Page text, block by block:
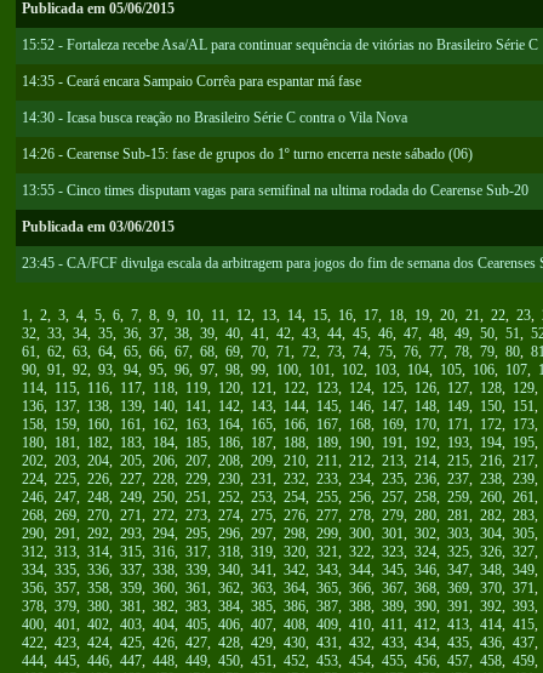
Publicada em 05/06/2015
15:52 - Fortaleza recebe Asa/AL para continuar sequência de vitórias no Brasileiro Série C
14:35 - Ceará encara Sampaio Corrêa para espantar má fase
14:30 - Icasa busca reação no Brasileiro Série C contra o Vila Nova
14:26 - Cearense Sub-15: fase de grupos do 1º turno encerra neste sábado (06)
13:55 - Cinco times disputam vagas para semifinal na ultima rodada do Cearense Sub-20
Publicada em 03/06/2015
23:45 - CA/FCF divulga escala da arbitragem para jogos do fim de semana dos Cearenses
1, 2, 3, 4, 5, 6, 7, 8, 9, 10, 11, 12, 13, 14, 15, 16, 17, 18, 19, 20, 21, 22, 23,
32, 33, 34, 35, 36, 37, 38, 39, 40, 41, 42, 43, 44, 45, 46, 47, 48, 49, 50, 51,
61, 62, 63, 64, 65, 66, 67, 68, 69, 70, 71, 72, 73, 74, 75, 76, 77, 78, 79, 80,
90, 91, 92, 93, 94, 95, 96, 97, 98, 99, 100, 101, 102, 103, 104, 105, 106, 107,
114, 115, 116, 117, 118, 119, 120, 121, 122, 123, 124, 125, 126, 127, 128, 129
136, 137, 138, 139, 140, 141, 142, 143, 144, 145, 146, 147, 148, 149, 150, 151
158, 159, 160, 161, 162, 163, 164, 165, 166, 167, 168, 169, 170, 171, 172, 173
180, 181, 182, 183, 184, 185, 186, 187, 188, 189, 190, 191, 192, 193, 194, 195
202, 203, 204, 205, 206, 207, 208, 209, 210, 211, 212, 213, 214, 215, 216, 217
224, 225, 226, 227, 228, 229, 230, 231, 232, 233, 234, 235, 236, 237, 238, 239
246, 247, 248, 249, 250, 251, 252, 253, 254, 255, 256, 257, 258, 259, 260, 261
268, 269, 270, 271, 272, 273, 274, 275, 276, 277, 278, 279, 280, 281, 282, 283
290, 291, 292, 293, 294, 295, 296, 297, 298, 299, 300, 301, 302, 303, 304, 305
312, 313, 314, 315, 316, 317, 318, 319, 320, 321, 322, 323, 324, 325, 326, 327
334, 335, 336, 337, 338, 339, 340, 341, 342, 343, 344, 345, 346, 347, 348, 349
356, 357, 358, 359, 360, 361, 362, 363, 364, 365, 366, 367, 368, 369, 370, 371
378, 379, 380, 381, 382, 383, 384, 385, 386, 387, 388, 389, 390, 391, 392, 393
400, 401, 402, 403, 404, 405, 406, 407, 408, 409, 410, 411, 412, 413, 414, 415
422, 423, 424, 425, 426, 427, 428, 429, 430, 431, 432, 433, 434, 435, 436, 437
444, 445, 446, 447, 448, 449, 450, 451, 452, 453, 454, 455, 456, 457, 458, 459